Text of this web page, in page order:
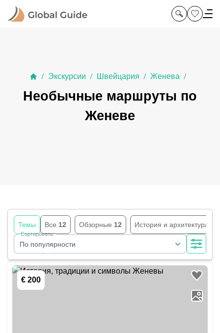
/ Экскурсии / Швейцария / Женева /
Необычные маршруты по
Женеве
Темы Все 12 Обзорные 12 История и архитектура
По популярности
Сортировать:
€ 200